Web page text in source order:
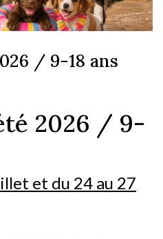
/ 9-18 ans
2026 / 9-
et du 24 au 27